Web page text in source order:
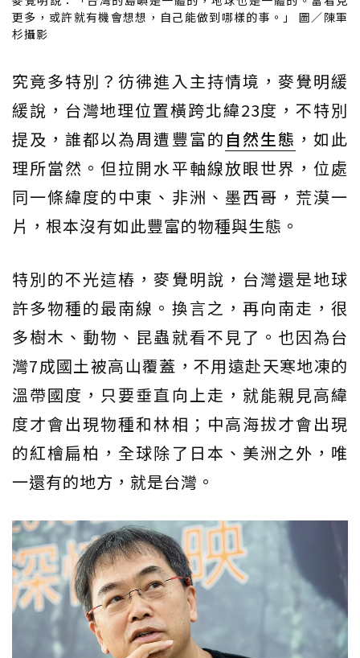
更多，或許就有機會想想，自己能做到哪樣的事。」 圖／陳軍
杉攝影
究竟多特別？彷彿進入主持情境，麥覺明緩
緩說，台灣地理位置橫跨北緯23度，不特別
提及，誰都以為周遭豐富的 自然生態 ，如此
理所當然。但拉開水平軸線放眼世界，位處
同一條緯度的中東、非洲、墨西哥，荒漠一
片，根本沒有如此豐富的物種與生態。
特別的不光這樁，麥覺明說，台灣還是地球
許多物種的最南線。換言之，再向南走，很
多樹木、動物、昆蟲就看不見了。也因為台
灣7成國土被高山覆蓋，不用遠赴天寒地凍的
溫帶國度，只要垂直向上走，就能親見高緯
度才會出現物種和林相；中高海拔才會出現
的紅檜扁柏，全球除了日本、美洲之外，唯
一還有的地方，就是台灣。